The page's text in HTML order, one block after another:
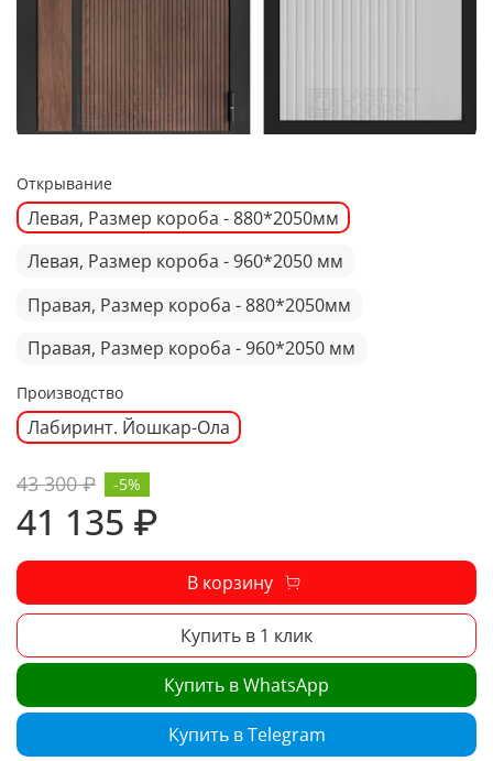
Открывание
Левая, Размер короба - 880*2050мм
Левая, Размер короба - 960*2050 мм
Правая, Размер короба - 880*2050мм
Правая, Размер короба - 960*2050 мм
Производство
Лабиринт. Йошкар-Ола
43 300 ₽
41 135 ₽
-5%
В корзину
Купить в 1 клик
Купить в WhatsApp
Купить в Telegram